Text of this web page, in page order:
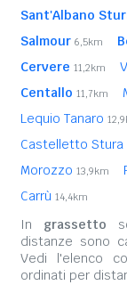
Sant'Albano
Salmour 6,5km
Cervere 11,2km
Centallo 11,7km
Lequio Tanaro
Castelletto Stura
Morozzo 13,9km
Carrù 14,4km
In grassetto
distanze sono
Vedi l'elenco
ordinati per